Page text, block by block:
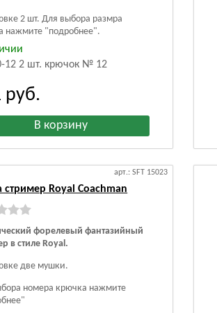
2 шт.Для выбора размра
нажмите "подробнее".
12 2 шт. крючок № 12
руб.
арт.: SFT 15023
Royal Coachman
форелевый фантазийный
в стиле Royal.
две мушки.
номера крючка нажмите